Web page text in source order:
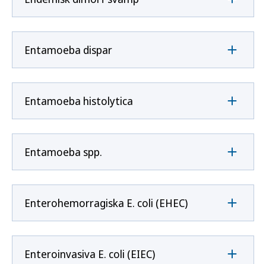
Entamoeba dispar
Entamoeba histolytica
Entamoeba spp.
Enterohemorragiska E. coli (EHEC)
Enteroinvasiva E. coli (EIEC)